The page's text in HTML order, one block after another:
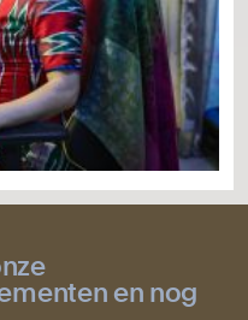
en nog